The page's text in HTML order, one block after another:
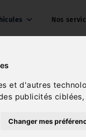
et d'autres
publicités
Changer mes
Nos